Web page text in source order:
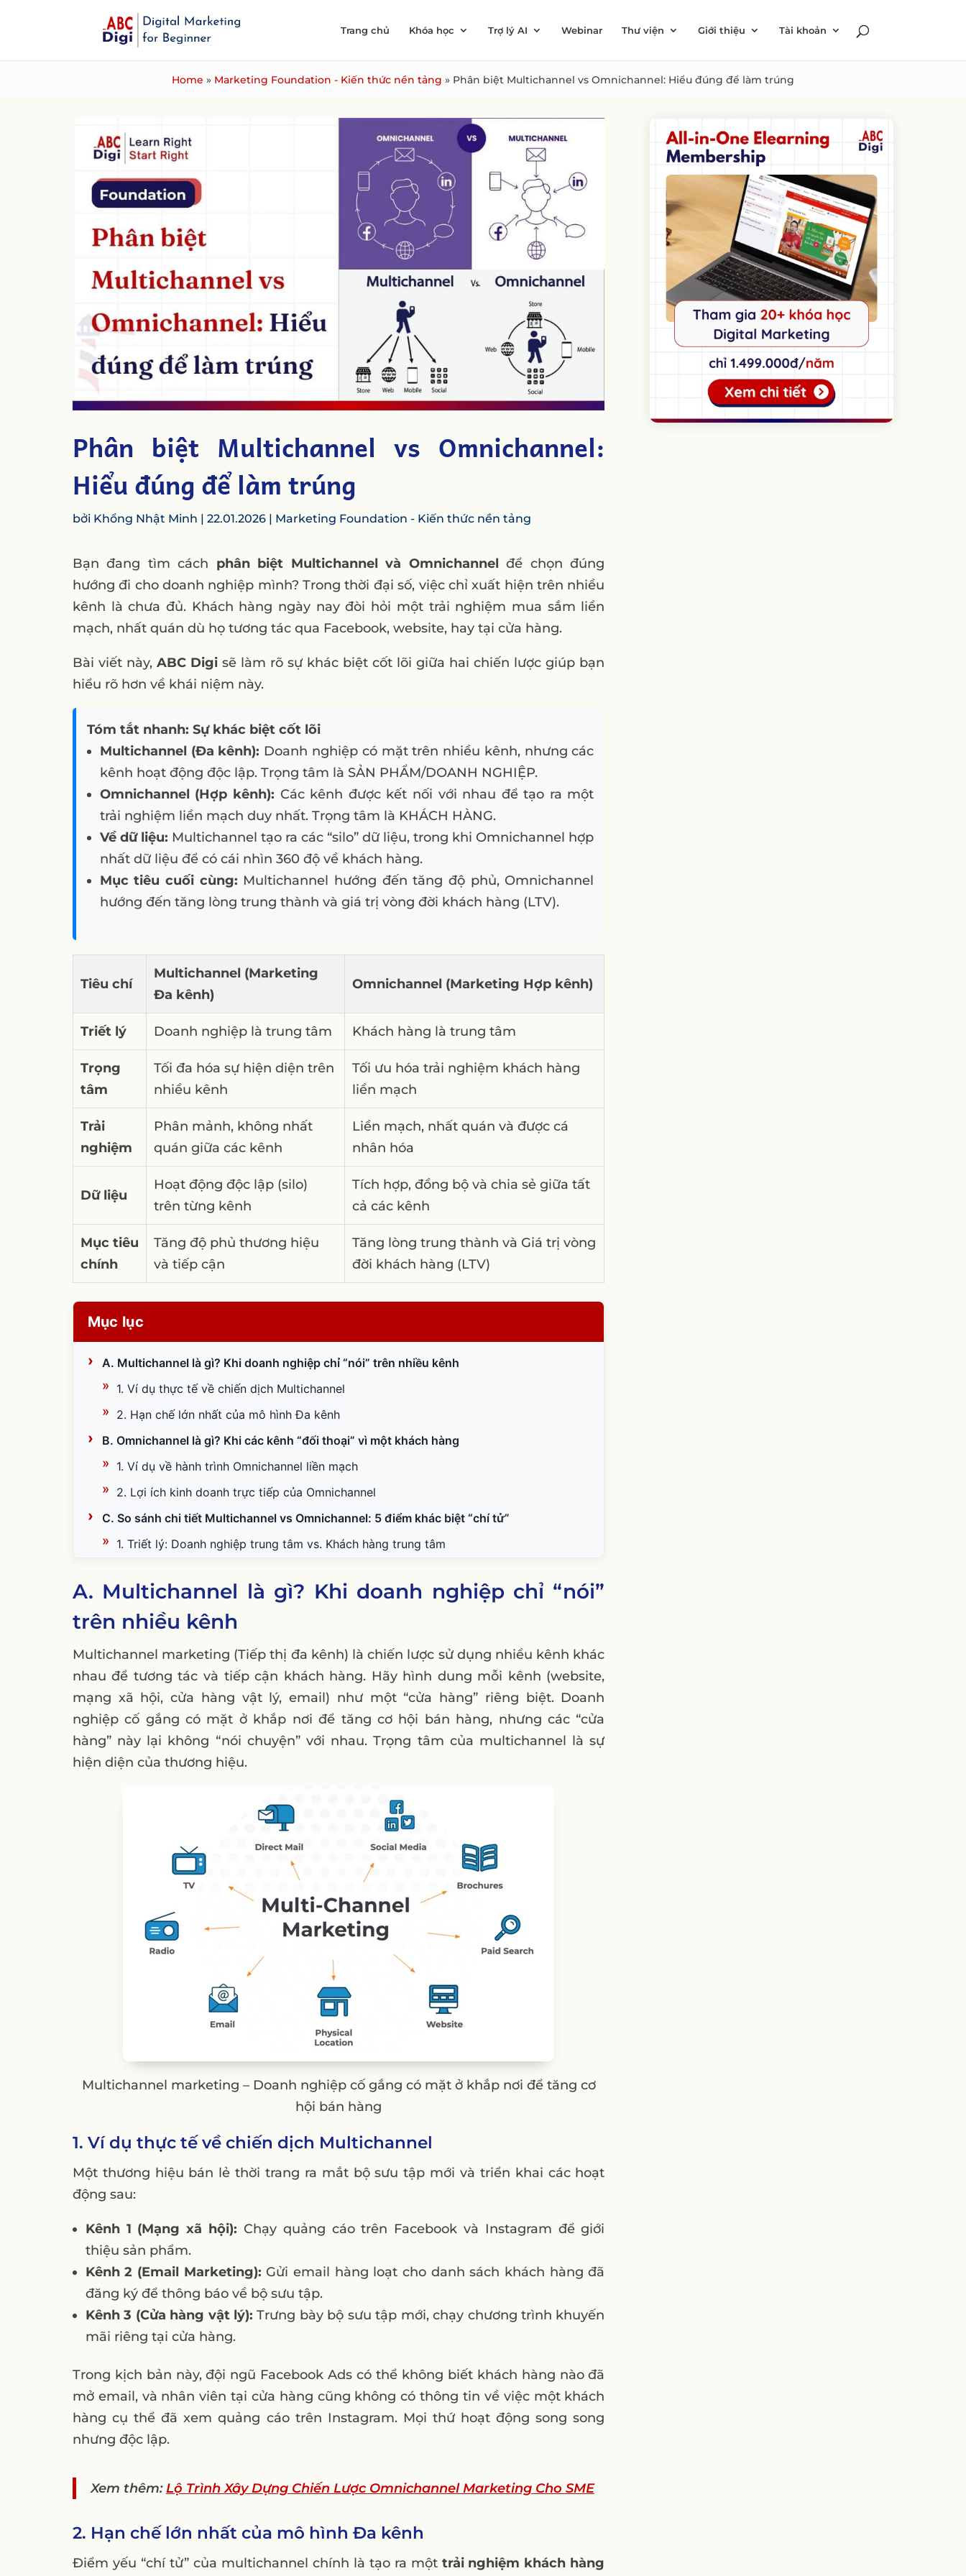
Trang chủ Khóa học Trợ lý AI Webinar Thư viện Giới thiệu Tài khoản
Home » Marketing Foundation - Kiến thức nền tảng » Phân biệt Multichannel vs Omnichannel: Hiểu đúng để làm trúng
Phân biệt Multichannel vs Omnichannel:
Hiểu đúng để làm trúng
bởi Khổng Nhật Minh | 22.01.2026| Marketing Foundation - Kiến thức nền tảng
Bạn đang tìm cách phân biệt Multichannel và Omnichannel để chọn đúng
hướng đi cho doanh nghiệp mình? Trong thời đại số, việc chỉ xuất hiện trên nhiều
kênh là chưa đủ. Khách hàng ngày nay đòi hỏi một trải nghiệm mua sắm liền
mạch, nhất quán dù họ tương tác qua Facebook, website, hay tại cửa hàng.
Bài viết này, ABC Digisẽ làm rõ sự khác biệt cốt lõi giữa hai chiến lược giúp bạn
hiểu rõ hơn về khái niệm này.
Tóm tắt nhanh: Sự khác biệt cốt lõi
Multichannel (Đa kênh): Doanh nghiệp có mặt trên nhiều kênh, nhưng các
kênh hoạt động độc lập. Trọng tâm là SẢN PHẨM/DOANH NGHIỆP.
Omnichannel (Hợp kênh): Các kênh được kết nối với nhau để tạo ra một
trải nghiệm liền mạch duy nhất. Trọng tâm là KHÁCH HÀNG.
Về dữ liệu: Multichannel tạo ra các “silo” dữ liệu, trong khi Omnichannel hợp
nhất dữ liệu để có cái nhìn 360 độ về khách hàng.
Mục tiêu cuối cùng: Multichannel hướng đến tăng độ phủ, Omnichannel
hướng đến tăng lòng trung thành và giá trị vòng đời khách hàng (LTV).
Tiêu chí
Multichannel (Marketing
Đa kênh)
Omnichannel (Marketing Hợp kênh)
Triết lý Doanh nghiệp là trung tâm Khách hàng là trung tâm
Trọng
tâm
Tối đa hóa sự hiện diện trên
nhiều kênh
Tối ưu hóa trải nghiệm khách hàng
liền mạch
Trải
nghiệm
Phân mảnh, không nhất
quán giữa các kênh
Liền mạch, nhất quán và được cá
nhân hóa
Dữ liệu
Hoạt động độc lập (silo)
trên từng kênh
Tích hợp, đồng bộ và chia sẻ giữa tất
cả các kênh
Mục tiêu
chính
Tăng độ phủ thương hiệu
và tiếp cận
Tăng lòng trung thành và Giá trị vòng
đời khách hàng (LTV)
Mục lục
A. Multichannel là gì? Khi doanh nghiệp chỉ “nói” trên nhiều kênh
1. Ví dụ thực tế về chiến dịch Multichannel
2. Hạn chế lớn nhất của mô hình Đa kênh
B. Omnichannel là gì? Khi các kênh “đối thoại” vì một khách hàng
1. Ví dụ về hành trình Omnichannel liền mạch
2. Lợi ích kinh doanh trực tiếp của Omnichannel
C. So sánh chi tiết Multichannel vs Omnichannel: 5 điểm khác biệt “chí tử”
1. Triết lý: Doanh nghiệp trung tâm vs. Khách hàng trung tâm
3. Dữ liệu: “Silo” độc lập vs. Tích hợp và đồng bộ 360 độ
4. Thông điệp & Thương hiệu: Thiếu nhất quán vs. Hợp nhất toàn diện
5. Mục tiêu chiến lược: Tăng độ phủ vs. Tăng lòng trung thành (LTV)
Lời Kết
FAQ
1. Omnichannel có tốn kém hơn Multichannel không?
2. Doanh nghiệp nhỏ có nên triển khai Omnichannel?
4. Làm thế nào để đo lường hiệu quả (ROI) của chiến lược Omnichannel?
5. Vai trò của AI và tự động hóa trong Omnichannel là gì?
A. Multichannel là gì? Khi doanh nghiệp chỉ “nói”
trên nhiều kênh
Multichannel marketing (Tiếp thị đa kênh) là chiến lược sử dụng nhiều kênh khác
nhau để tương tác và tiếp cận khách hàng. Hãy hình dung mỗi kênh (website,
mạng xã hội, cửa hàng vật lý, email) như một “cửa hàng” riêng biệt. Doanh
nghiệp cố gắng có mặt ở khắp nơi để tăng cơ hội bán hàng, nhưng các “cửa
hàng” này lại không “nói chuyện” với nhau. Trọng tâm của multichannel là sự
hiện diện của thương hiệu.
Multichannel marketing – Doanh nghiệp cố gắng có mặt ở khắp nơi để tăng cơ
hội bán hàng
1. Ví dụ thực tế về chiến dịch Multichannel
Một thương hiệu bán lẻ thời trang ra mắt bộ sưu tập mới và triển khai các hoạt
động sau:
Kênh 1 (Mạng xã hội): Chạy quảng cáo trên Facebook và Instagram để giới
thiệu sản phẩm.
Kênh 2 (Email Marketing): Gửi email hàng loạt cho danh sách khách hàng đã
đăng ký để thông báo về bộ sưu tập.
Kênh 3 (Cửa hàng vật lý): Trưng bày bộ sưu tập mới, chạy chương trình khuyến
mãi riêng tại cửa hàng.
Trong kịch bản này, đội ngũ Facebook Ads có thể không biết khách hàng nào đã
mở email, và nhân viên tại cửa hàng cũng không có thông tin về việc một khách
hàng cụ thể đã xem quảng cáo trên Instagram. Mọi thứ hoạt động song song
nhưng độc lập.
Xem thêm:Lộ Trình Xây Dựng Chiến Lược Omnichannel Marketing Cho SME
2. Hạn chế lớn nhất của mô hình Đa kênh
Điểm yếu “chí tử” của multichannel chính là tạo ra một trải nghiệm khách hàng